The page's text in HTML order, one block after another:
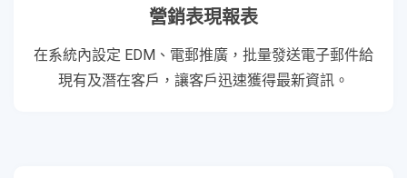
營銷表現報表
在系統內設定 EDM、電郵推廣，批量發送電子郵件給
現有及潛在客戶，讓客戶迅速獲得最新資訊。